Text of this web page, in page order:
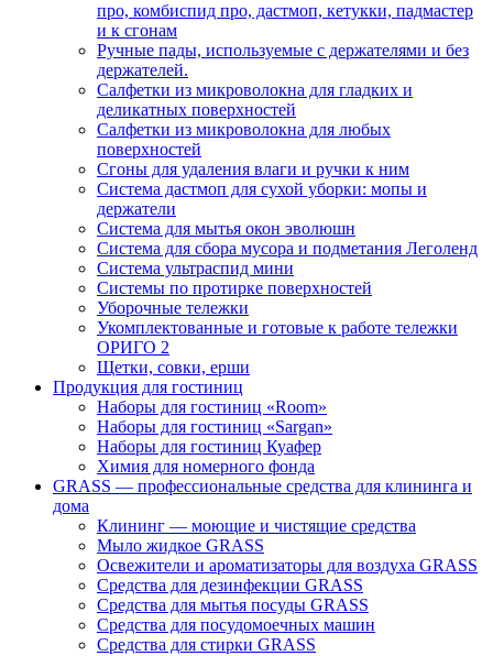
про, комбиспид про, дастмоп, кетукки, падмастер
и к сгонам
Ручные пады, используемые с держателями и без
держателей.
Салфетки из микроволокна для гладких и
деликатных поверхностей
Салфетки из микроволокна для любых
поверхностей
Сгоны для удаления влаги и ручки к ним
Система дастмоп для сухой уборки: мопы и
держатели
Система для мытья окон эволюшн
Система для сбора мусора и подметания Леголенд
Система ультраспид мини
Системы по протирке поверхностей
Уборочные тележки
Укомплектованные и готовые к работе тележки
ОРИГО 2
Щетки, совки, ерши
Продукция для гостиниц
Наборы для гостиниц «Room»
Наборы для гостиниц «Sargan»
Наборы для гостиниц Куафер
Химия для номерного фонда
GRASS — профессиональные средства для клининга и
дома
Клининг — моющие и чистящие средства
Мыло жидкое GRASS
Освежители и ароматизаторы для воздуха GRASS
Средства для дезинфекции GRASS
Средства для мытья посуды GRASS
Средства для посудомоечных машин
Средства для стирки GRASS